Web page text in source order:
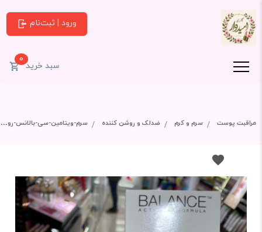
ورود | ثبت‌نام
سبد خرید0
مراقبت پوست سرم و کرم ضدلک و روشن کننده سرم-ویتامین-سی-بالانس-روشن-کننده-پوست-حجم-30-میل-(اصل)